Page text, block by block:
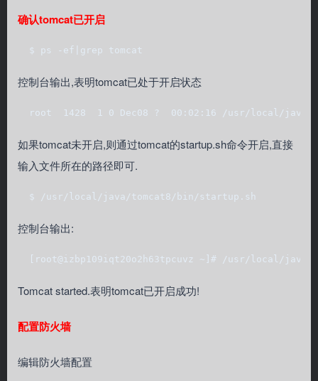
确认tomcat已开启
  $ ps -ef|grep tomcat
控制台输出,表明tomcat已处于开启状态
root  1428  1 0 Dec08 ?  00:02:16 /usr/local/
如果tomcat未开启,则通过tomcat的startup.sh命令开启,直接
输入文件所在的路径即可.
  $ /usr/local/java/tomcat8/bin/startup.sh
控制台输出:
[root@izbp109iqt20o2h63tpcuvz ~]# /usr/local/
Tomcat started.表明tomcat已开启成功!
配置防火墙
编辑防火墙配置